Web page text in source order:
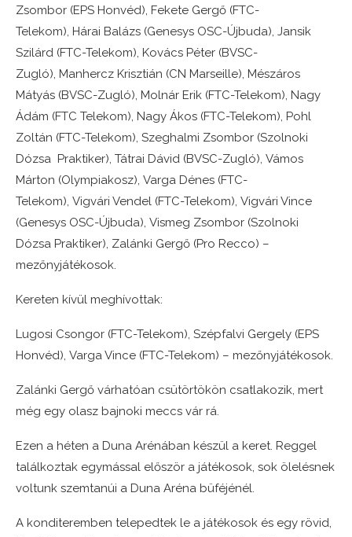
Zsombor (EPS Honvéd), Fekete Gergő (FTC-
Telekom), Hárai Balázs (Genesys OSC-Újbuda), Jansik
Szilárd (FTC-Telekom), Kovács Péter (BVSC-
Zugló), Manhercz Krisztián (CN Marseille), Mészáros
Mátyás (BVSC-Zugló), Molnár Erik (FTC-Telekom), Nagy
Ádám (FTC Telekom), Nagy Ákos (FTC-Telekom), Pohl
Zoltán (FTC-Telekom), Szeghalmi Zsombor (Szolnoki
Dózsa Praktiker), Tátrai Dávid (BVSC-Zugló), Vámos
Márton (Olympiakosz), Varga Dénes (FTC-
Telekom), Vigvári Vendel (FTC-Telekom), Vigvári Vince
(Genesys OSC-Újbuda), Vismeg Zsombor (Szolnoki
Dózsa Praktiker), Zalánki Gergő (Pro Recco) –
mezőnyjátékosok.
Kereten kívül meghívottak:
Lugosi Csongor (FTC-Telekom), Szépfalvi Gergely (EPS
Honvéd), Varga Vince (FTC-Telekom) – mezőnyjátékosok.
Zalánki Gergő várhatóan csütörtökön csatlakozik, mert
még egy olasz bajnoki meccs vár rá.
Ezen a héten a Duna Arénában készül a keret. Reggel
találkoztak egymással először a játékosok, sok ölelésnek
voltunk szemtanúi a Duna Aréna büféjénél.
A konditeremben telepedtek le a játékosok és egy rövid,